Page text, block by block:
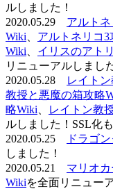
ルしました！
2020.05.29 アルト
Wiki
アルトネリコ3
Wiki
イリスのアト
リニューアルしまし
2020.05.28
レイト
教授と悪魔の箱攻略
略Wiki
レイトン教
ルしました！SSL化
2020.05.25
ドラゴ
しました！
2020.05.21 マリオ
Wikiを全面リニュー